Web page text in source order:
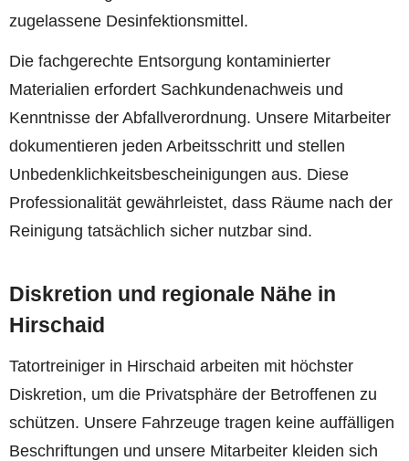
zugelassene Desinfektionsmittel.
Die fachgerechte Entsorgung kontaminierter
Materialien erfordert Sachkundenachweis und
Kenntnisse der Abfallverordnung. Unsere Mitarbeiter
dokumentieren jeden Arbeitsschritt und stellen
Unbedenklichkeitsbescheinigungen aus. Diese
Professionalität gewährleistet, dass Räume nach der
Reinigung tatsächlich sicher nutzbar sind.
Diskretion und regionale Nähe in
Hirschaid
Tatortreiniger in Hirschaid arbeiten mit höchster
Diskretion, um die Privatsphäre der Betroffenen zu
schützen. Unsere Fahrzeuge tragen keine auffälligen
Beschriftungen und unsere Mitarbeiter kleiden sich